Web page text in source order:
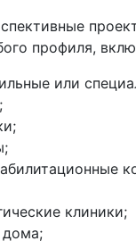
профиля,
или
клиники;